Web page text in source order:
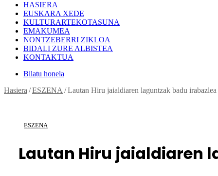
HASIERA
EUSKARA XEDE
KULTURARTEKOTASUNA
EMAKUMEA
NONTZEBERRI ZIKLOA
BIDALI ZURE ALBISTEA
KONTAKTUA
Bilatu honela
Hasiera /ESZENA /Lautan Hiru jaialdiaren laguntzak badu irabazlea
ESZENA
Lautan Hiru jaialdiaren